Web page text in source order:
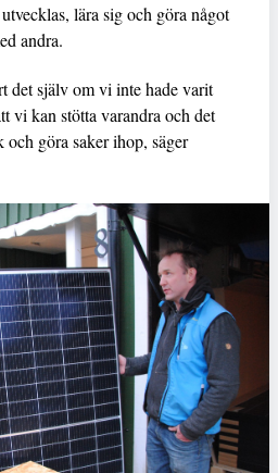
lära sig och göra något
andra.
det själv om vi inte hade varit
vi kan stötta varandra och det
göra saker ihop, säger